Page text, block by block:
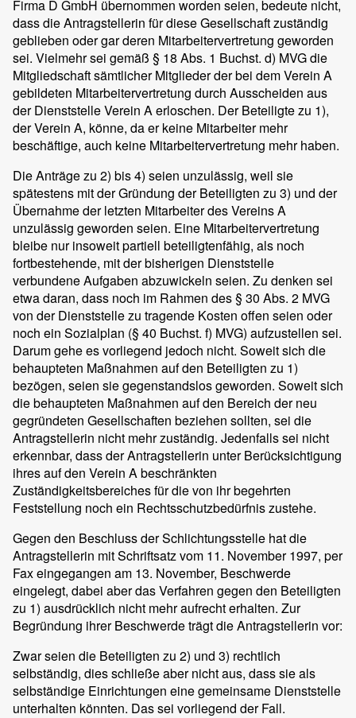
Firma D GmbH übernommen worden seien, bedeute nicht,
dass die Antragstellerin für diese Gesellschaft zuständig
geblieben oder gar deren Mitarbeitervertretung geworden
sei. Vielmehr sei gemäß § 18 Abs. 1 Buchst. d) MVG die
Mitgliedschaft sämtlicher Mitglieder der bei dem Verein A
gebildeten Mitarbeitervertretung durch Ausscheiden aus
der Dienststelle Verein A erloschen. Der Beteiligte zu 1),
der Verein A, könne, da er keine Mitarbeiter mehr
beschäftige, auch keine Mitarbeitervertretung mehr haben.
Die Anträge zu 2) bis 4) seien unzulässig, weil sie
spätestens mit der Gründung der Beteiligten zu 3) und der
Übernahme der letzten Mitarbeiter des Vereins A
unzulässig geworden seien. Eine Mitarbeitervertretung
bleibe nur insoweit partiell beteiligtenfähig, als noch
fortbestehende, mit der bisherigen Dienststelle
verbundene Aufgaben abzuwickeln seien. Zu denken sei
etwa daran, dass noch im Rahmen des § 30 Abs. 2 MVG
von der Dienststelle zu tragende Kosten offen seien oder
noch ein Sozialplan (§ 40 Buchst. f) MVG) aufzustellen sei.
Darum gehe es vorliegend jedoch nicht. Soweit sich die
behaupteten Maßnahmen auf den Beteiligten zu 1)
bezögen, seien sie gegenstandslos geworden. Soweit sich
die behaupteten Maßnahmen auf den Bereich der neu
gegründeten Gesellschaften beziehen sollten, sei die
Antragstellerin nicht mehr zuständig. Jedenfalls sei nicht
erkennbar, dass der Antragstellerin unter Berücksichtigung
ihres auf den Verein A beschränkten
Zuständigkeitsbereiches für die von ihr begehrten
Feststellung noch ein Rechtsschutzbedürfnis zustehe.
Gegen den Beschluss der Schlichtungsstelle hat die
Antragstellerin mit Schriftsatz vom 11. November 1997, per
Fax eingegangen am 13. November, Beschwerde
eingelegt, dabei aber das Verfahren gegen den Beteiligten
zu 1) ausdrücklich nicht mehr aufrecht erhalten. Zur
Begründung ihrer Beschwerde trägt die Antragstellerin vor:
Zwar seien die Beteiligten zu 2) und 3) rechtlich
selbständig, dies schließe aber nicht aus, dass sie als
selbständige Einrichtungen eine gemeinsame Dienststelle
unterhalten könnten. Das sei vorliegend der Fall.